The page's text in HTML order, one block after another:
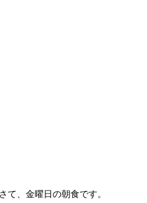
さて、金曜日の朝食です。